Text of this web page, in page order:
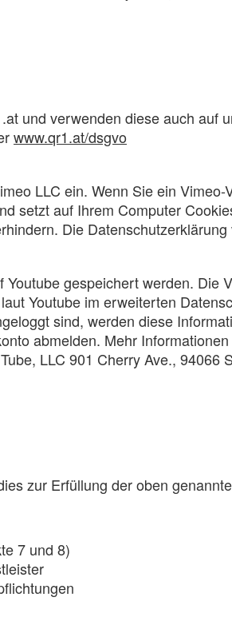
und verwenden diese auch auf
www.qr1.at/dsgvo
LLC ein. Wenn Sie ein
setzt auf Ihrem Computer
Die
gespeichert werden.
Youtube im erweiterten
sind, werden diese
abmelden. Mehr
LLC 901 Cherry Ave.,
zur Erfüllung der oben
7 und 8)